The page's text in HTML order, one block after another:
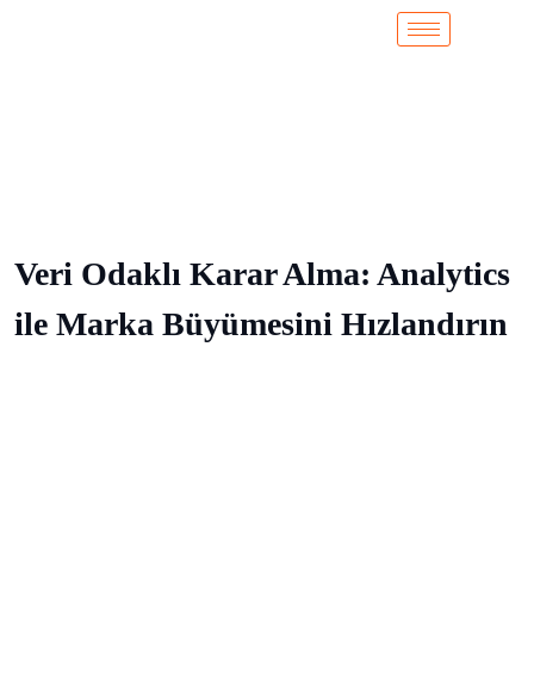
Veri Odaklı Karar Alma: Analytics
ile Marka Büyümesini Hızlandırın